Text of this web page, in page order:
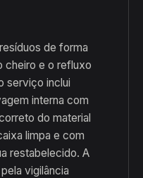
de forma
cheiro e o refluxo
serviço inclui
interna com
do material
limpa e com
restabelecido. A
vigilância